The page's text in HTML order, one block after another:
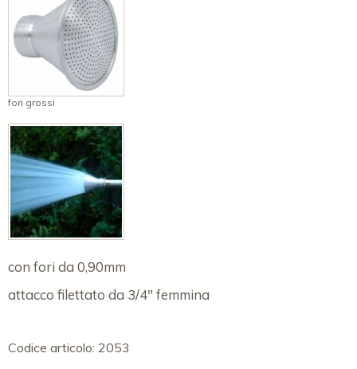
fori grossi
con fori da 0,90mm
attacco filettato da 3/4" femmina
Codice articolo: 2053